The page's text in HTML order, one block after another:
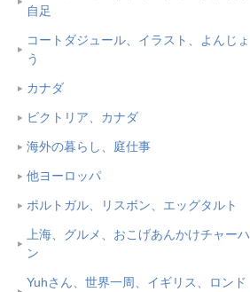
自足
コートダジュール、イラスト、よんじょ
う
カナダ
ビクトリア、カナダ
海外の暮らし、庭仕事
他ヨーロッパ
ポルトガル、リスボン、エッグタルト
上海、グルメ、おこげあんかけチャーハ
ン
Yuhさん、世界一周、イギリス、ロンド